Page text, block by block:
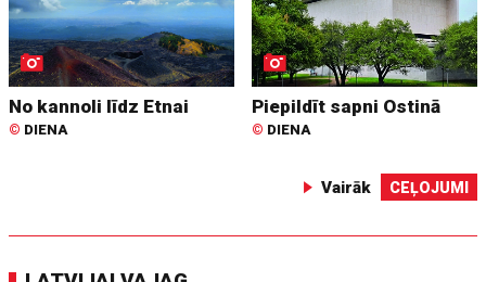
No kannoli līdz Etnai
© DIENA
Piepildīt sapni Ostinā
© DIENA
Vairāk CEĻOJUMI